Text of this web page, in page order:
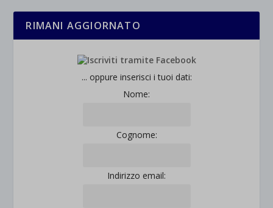
RIMANI AGGIORNATO
... oppure inserisci i tuoi dati:
Nome:
Cognome:
Indirizzo email: